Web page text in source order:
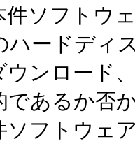
件ソフトウ
ハードディ
ウンロード
であるか否
ソフトウェ